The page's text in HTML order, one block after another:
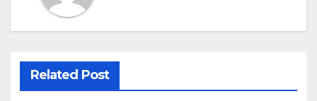
Related Post